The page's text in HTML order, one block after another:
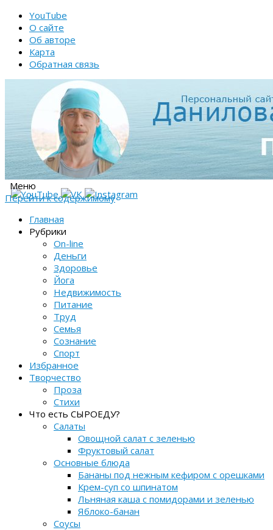
YouTube
О сайте
Об авторе
Карта
Обратная связь
Меню
Перейти к содержимому
Главная
Рубрики
On-line
Деньги
Здоровье
Йога
Недвижимость
Питание
Труд
Семья
Сознание
Спорт
Избранное
Творчество
Проза
Стихи
Что есть СЫРОЕДУ?
Салаты
Овощной салат с зеленью
Фруктовый салат
Основные блюда
Бананы под нежным кефиром с орешками
Крем-суп со шпинатом
Льняная каша с помидорами и зеленью
Яблоко-банан
Соусы